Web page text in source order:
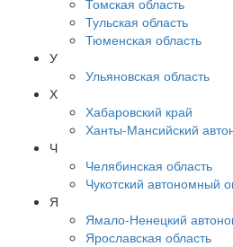
Томская область
Тульская область
Тюменская область
У
Ульяновская область
Х
Хабаровский край
Ханты-Мансийский
Ч
Челябинская область
Чукотский автономный
Я
Ямало-Ненецкий
Ярославская область